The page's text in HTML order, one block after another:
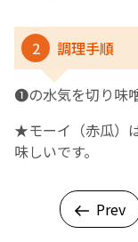
2 調理手順
❶の水気を切り味
★モーイ（赤瓜）
味しいです。
Prev